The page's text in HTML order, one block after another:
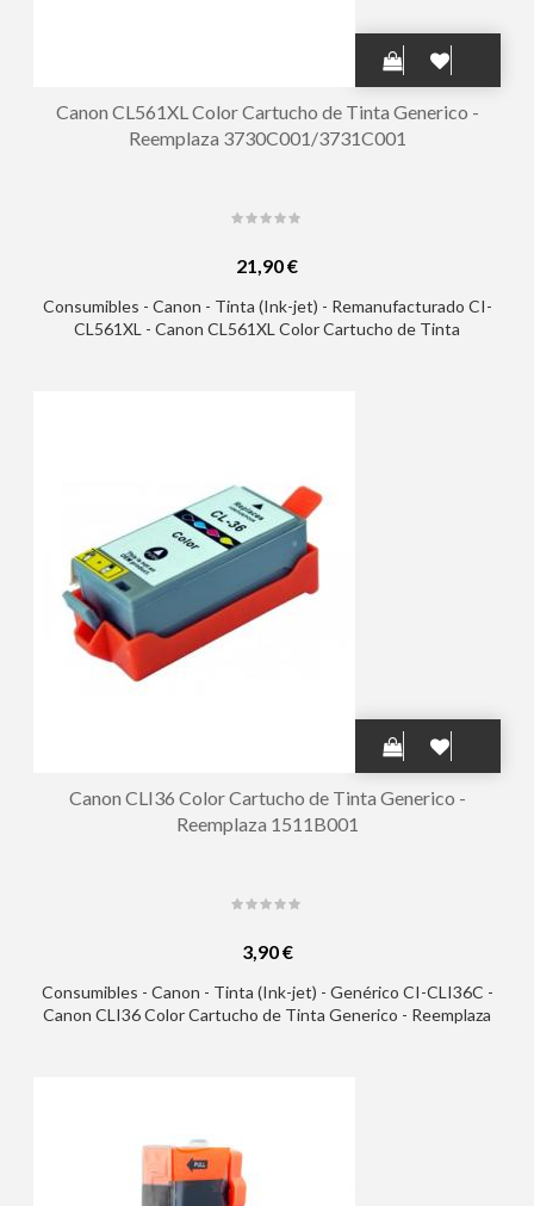
Canon CL561XL Color Cartucho de Tinta Generico -
Reemplaza 3730C001/3731C001
21,90 €
Consumibles - Canon - Tinta (Ink-jet) - Remanufacturado CI-
CL561XL - Canon CL561XL Color Cartucho de Tinta
Canon CLI36 Color Cartucho de Tinta Generico -
Reemplaza 1511B001
3,90 €
Consumibles - Canon - Tinta (Ink-jet) - Genérico CI-CLI36C -
Canon CLI36 Color Cartucho de Tinta Generico - Reemplaza